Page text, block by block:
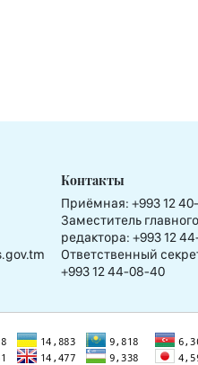
Контакты
Приёмная: +993 12
Заместитель главного
редактора: +993 12
Ответственный
+993 12 44-08-40